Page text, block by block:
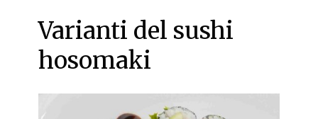
Varianti del sushi
hosomaki